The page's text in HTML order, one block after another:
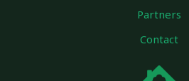
Partners
Contact